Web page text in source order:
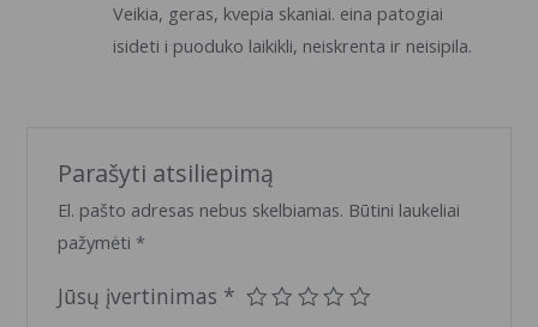
5iš 5
Veikia, geras, kvepia skaniai. eina patogiai
isideti i puoduko laikikli, neiskrenta ir neisipila.
Parašyti atsiliepimą
El. pašto adresas nebus skelbiamas. Būtini laukeliai
pažymėti *
Jūsų įvertinimas *